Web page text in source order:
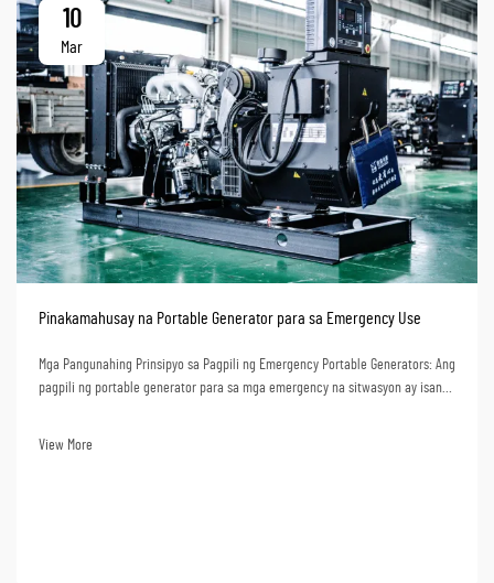
10
Mar
Pinakamahusay na Portable Generator para sa Emergency Use
Mga Pangunahing Prinsipyo sa Pagpili ng Emergency Portable Generators: Ang
pagpili ng portable generator para sa mga emergency na sitwasyon ay isang
View More